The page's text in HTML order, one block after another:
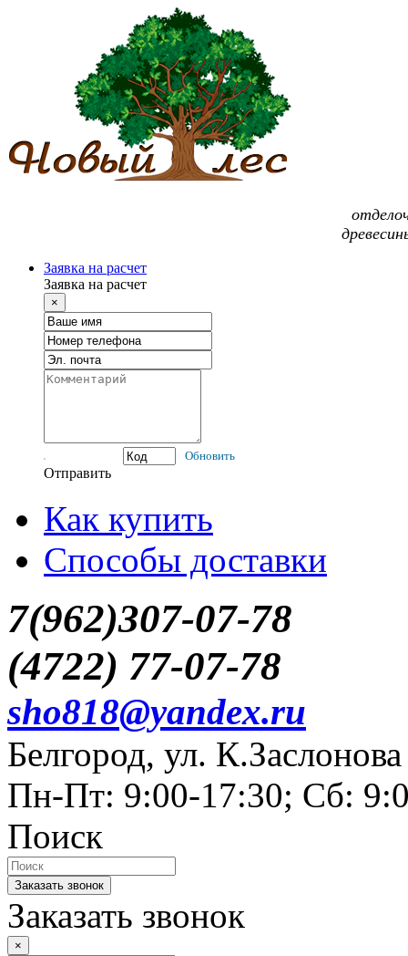
Заявка на расчет
Заявка на расчет
×
Обновить
Отправить
Как купить
Способы доставки
7(962)307-07-78
(4722) 77-07-78
sho818@yandex.ru
Белгород, ул.
Пн-Пт: 9:00-17:30; Сб:
Поиск
Заказать звонок
Заказать звонок
×